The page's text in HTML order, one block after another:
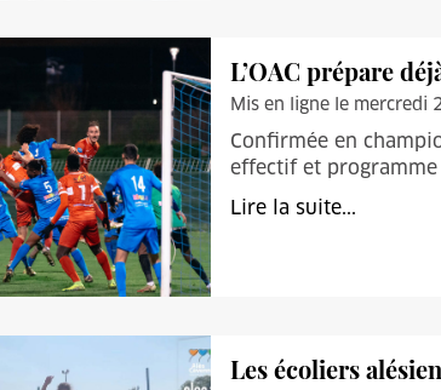
L’OAC prépare
Mis en ligne le mercredi
Confirmée en
effectif et
Lire la suite...
Les écoliers